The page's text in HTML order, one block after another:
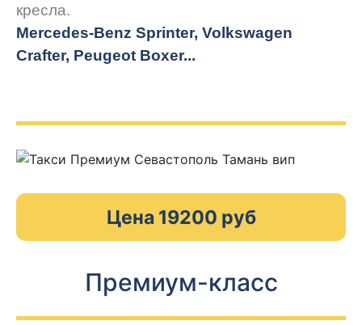
кресла.
Mercedes-Benz Sprinter, Volkswagen
Crafter, Peugeot Boxer...
Цена 19200 руб
Премиум-класс